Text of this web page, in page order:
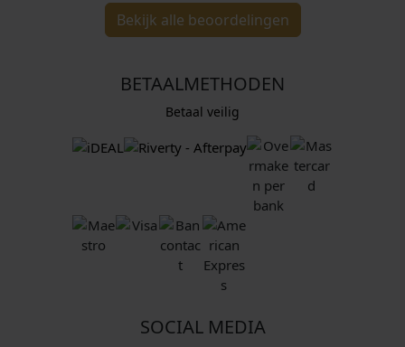
Bekijk alle beoordelingen
BETAALMETHODEN
Betaal veilig
SOCIAL MEDIA